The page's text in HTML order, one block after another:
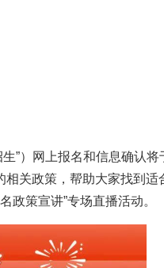
”）网上报名和信息确认将
相关政策，帮助大家找到适
政策宣讲”专场直播活动。